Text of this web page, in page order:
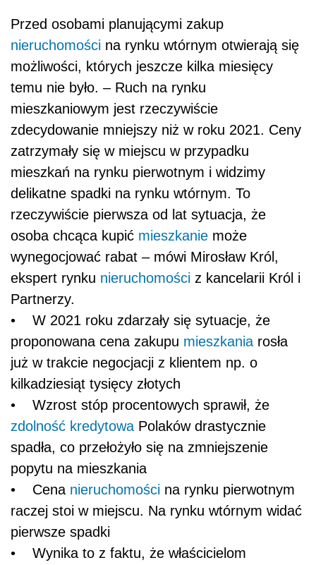
Przed osobami planującymi zakup
nieruchomości na rynku wtórnym otwierają się
możliwości, których jeszcze kilka miesięcy
temu nie było. – Ruch na rynku
mieszkaniowym jest rzeczywiście
zdecydowanie mniejszy niż w roku 2021. Ceny
zatrzymały się w miejscu w przypadku
mieszkań na rynku pierwotnym i widzimy
delikatne spadki na rynku wtórnym. To
rzeczywiście pierwsza od lat sytuacja, że
osoba chcąca kupić mieszkanie może
wynegocjować rabat – mówi Mirosław Król,
ekspert rynku nieruchomości z kancelarii Król i
Partnerzy.
• W 2021 roku zdarzały się sytuacje, że
proponowana cena zakupu mieszkania rosła
już w trakcie negocjacji z klientem np. o
kilkadziesiąt tysięcy złotych
• Wzrost stóp procentowych sprawił, że
zdolność kredytowa Polaków drastycznie
spadła, co przełożyło się na zmniejszenie
popytu na mieszkania
• Cena nieruchomości na rynku pierwotnym
raczej stoi w miejscu. Na rynku wtórnym widać
pierwsze spadki
• Wynika to z faktu, że właścicielom